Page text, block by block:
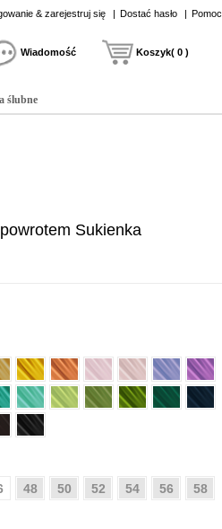
& zarejestruj się | Dostać hasło | Pomoc
Wiadomość Koszyk( 0 )
ślubne
Sukienka
48 50 52 54 56
58